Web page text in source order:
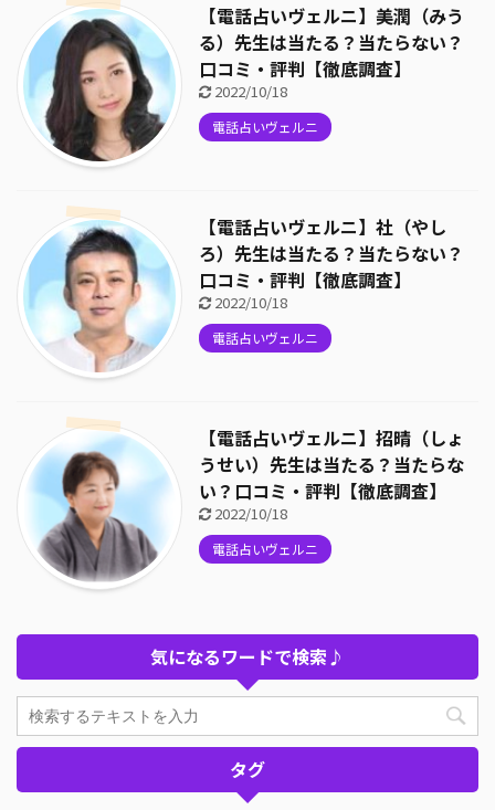
【電話占いヴェルニ】美潤（みう
る）先生は当たる？当たらない？
口コミ・評判【徹底調査】
2022/10/18
電話占いヴェルニ
【電話占いヴェルニ】社（やし
ろ）先生は当たる？当たらない？
口コミ・評判【徹底調査】
2022/10/18
電話占いヴェルニ
【電話占いヴェルニ】招晴（しょ
うせい）先生は当たる？当たらな
い？口コミ・評判【徹底調査】
2022/10/18
電話占いヴェルニ
気になるワードで検索♪
タグ